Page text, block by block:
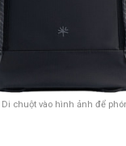
Di chuột vào hình ảnh để